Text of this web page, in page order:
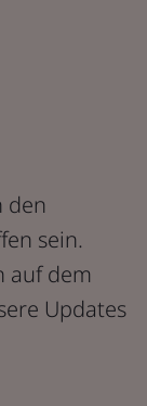
den
sein.
auf dem
Updates